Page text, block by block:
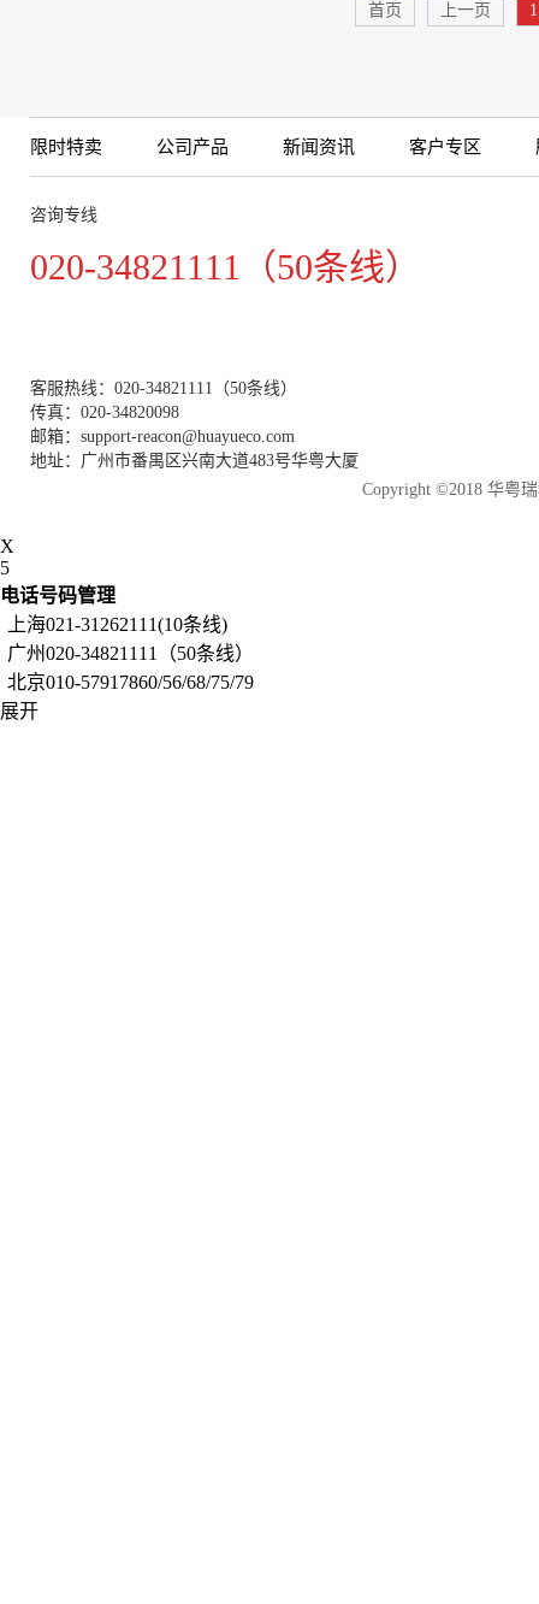
首页 上一页 1
限时特卖 公司产品 新闻资讯 客户专区
咨询专线
020-34821111（50条线）
客服热线：020-34821111（50条线）
传真：020-34820098
邮箱：support-reacon@huayueco.com
地址：广州市番禺区兴南大道483号华粤大厦
Copyright ©2018 华粤
X
5
电话号码管理
上海021-31262111(10条线)
广州020-34821111（50条线）
北京010-57917860/56/68/75/79
展开